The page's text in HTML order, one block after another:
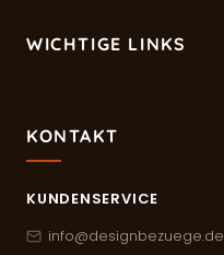
WICHTIGE LINKS
KONTAKT
KUNDENSERVICE
info@designbezuege.de